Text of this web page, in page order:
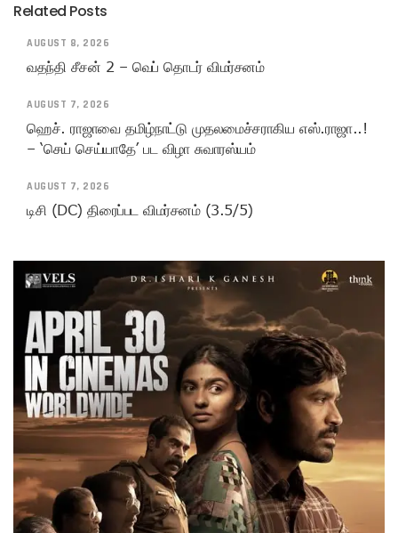
Related Posts
AUGUST 8, 2026
வதந்தி சீசன் 2 – வெப் தொடர் விமர்சனம்
AUGUST 7, 2026
ஹெச். ராஜாவை தமிழ்நாட்டு முதலமைச்சராகிய எஸ்.ராஜா..!
– ‘செய் செய்யாதே’ பட விழா சுவாரஸ்யம்
AUGUST 7, 2026
டிசி (DC) திரைப்பட விமர்சனம் (3.5/5)